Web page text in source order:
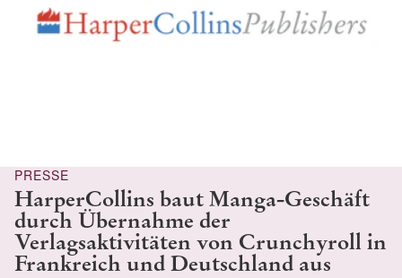
PRESSE
HarperCollins baut Manga-Geschäft
durch Übernahme der
Verlagsaktivitäten von Crunchyroll in
Frankreich und Deutschland aus